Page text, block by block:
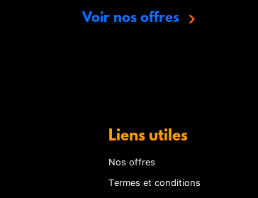
Voir nos offres
Liens utiles
Nos offres
Termes et conditions